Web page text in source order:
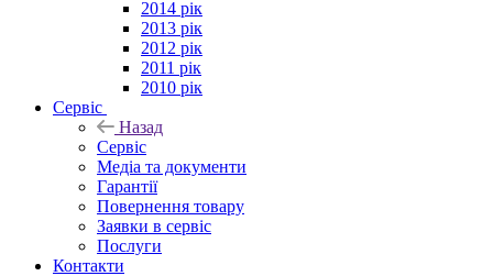
2014 рік
2013 рік
2012 рік
2011 рік
2010 рік
Сервіс
Назад
Сервіс
Медіа та документи
Гарантії
Повернення товару
Заявки в сервіс
Послуги
Контакти